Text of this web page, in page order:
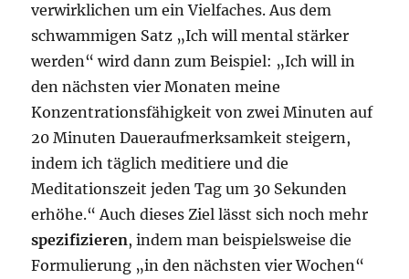
verwirklichen um ein Vielfaches. Aus dem
schwammigen Satz „Ich will mental stärker
werden“ wird dann zum Beispiel: „Ich will in
den nächsten vier Monaten meine
Konzentrationsfähigkeit von zwei Minuten auf
20 Minuten Daueraufmerksamkeit steigern,
indem ich täglich meditiere und die
Meditationszeit jeden Tag um 30 Sekunden
erhöhe.“ Auch dieses Ziel lässt sich noch mehr
spezifizieren, indem man beispielsweise die
Formulierung „in den nächsten vier Wochen“